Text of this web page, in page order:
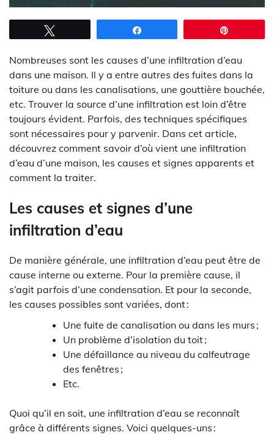
Nombreuses sont les causes d’une infiltration d’eau
dans une maison. Il y a entre autres des fuites dans la
toiture ou dans les canalisations, une gouttière bouchée,
etc. Trouver la source d’une infiltration est loin d’être
toujours évident. Parfois, des techniques spécifiques
sont nécessaires pour y parvenir. Dans cet article,
découvrez comment savoir d’où vient une infiltration
d’eau d’une maison, les causes et signes apparents et
comment la traiter.
Les causes et signes d’une
infiltration d’eau
De manière générale, une infiltration d’eau peut être de
cause interne ou externe. Pour la première cause, il
s’agit parfois d’une condensation. Et pour la seconde,
les causes possibles sont variées, dont :
Une fuite de canalisation ou dans les murs ;
Un problème d’isolation du toit ;
Une défaillance au niveau du calfeutrage
des fenêtres ;
Etc.
Quoi qu’il en soit, une infiltration d’eau se reconnaît
grâce à différents signes. Voici quelques-uns :